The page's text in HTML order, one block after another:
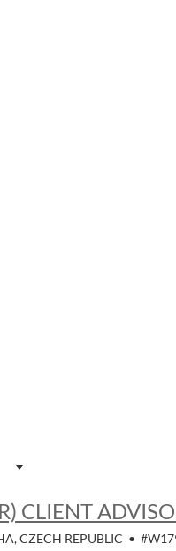
CLIENT
CZECH REPUBLIC •